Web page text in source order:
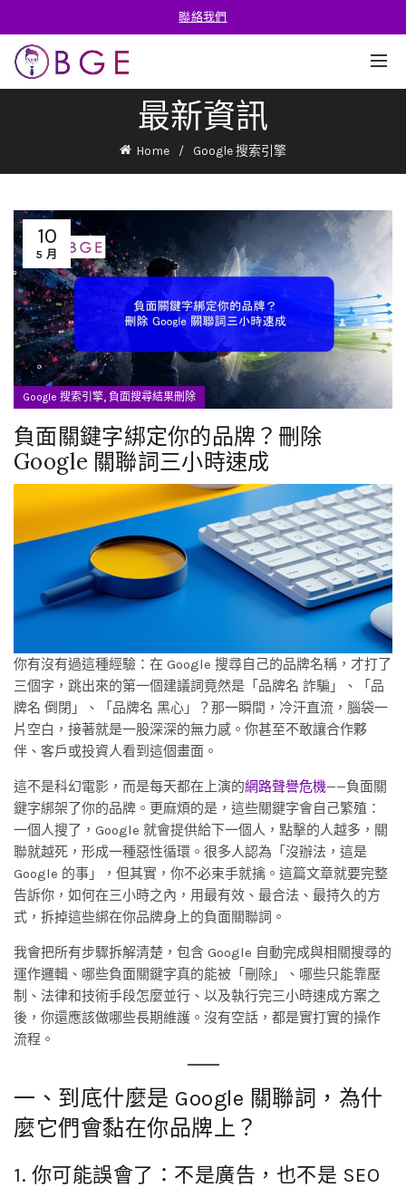
聯絡我們
最新資訊
Home Google 搜索引擎
10
5 月
Google 搜索引擎, 負面搜尋結果刪除
負面關鍵字綁定你的品牌？刪除
Google 關聯詞三小時速成
你有沒有過這種經驗：在 Google 搜尋自己的品牌名稱，才打了
三個字，跳出來的第一個建議詞竟然是「品牌名 詐騙」、「品
牌名 倒閉」、「品牌名 黑心」？那一瞬間，冷汗直流，腦袋一
片空白，接著就是一股深深的無力感。你甚至不敢讓合作夥
伴、客戶或投資人看到這個畫面。
這不是科幻電影，而是每天都在上演的網路聲譽危機——負面關
鍵字綁架了你的品牌。更麻煩的是，這些關鍵字會自己繁殖：
一個人搜了，Google 就會提供給下一個人，點擊的人越多，關
聯就越死，形成一種惡性循環。很多人認為「沒辦法，這是
Google 的事」，但其實，你不必束手就擒。這篇文章就要完整
告訴你，如何在三小時之內，用最有效、最合法、最持久的方
式，拆掉這些綁在你品牌身上的負面關聯詞。
我會把所有步驟拆解清楚，包含 Google 自動完成與相關搜尋的
運作邏輯、哪些負面關鍵字真的能被「刪除」、哪些只能靠壓
制、法律和技術手段怎麼並行、以及執行完三小時速成方案之
後，你還應該做哪些長期維護。沒有空話，都是實打實的操作
流程。
一、到底什麼是 Google 關聯詞，為什
麼它們會黏在你品牌上？
1. 你可能誤會了：不是廣告，也不是 SEO